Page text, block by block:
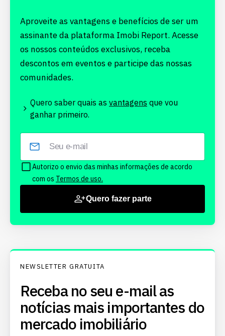
Aproveite as vantagens e benefícios de ser um
assinante da plataforma Imobi Report. Acesse
os nossos conteúdos exclusivos, receba
descontos em eventos e participe das nossas
comunidades.
Quero saber quais as vantagens que vou
ganhar primeiro.
Autorizo o envio das minhas informações de acordo
com os Termos de uso.
Quero fazer parte
NEWSLETTER GRATUITA
Receba no seu e-mail as
notícias mais importantes do
mercado imobiliário